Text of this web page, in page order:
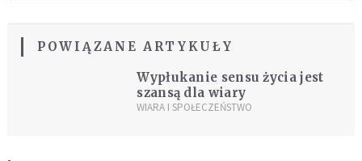
POWIĄZANE ARTYKUŁY
Wypłukanie sensu życia jest
szansą dla wiary
WIARA I SPOŁECZEŃSTWO